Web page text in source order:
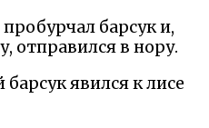
барсук и,
отправился в нору.
явился к лисе